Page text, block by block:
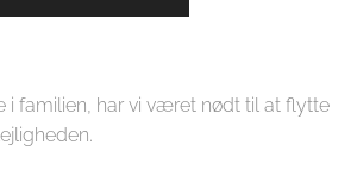
i familien, har vi været nødt til at flytte